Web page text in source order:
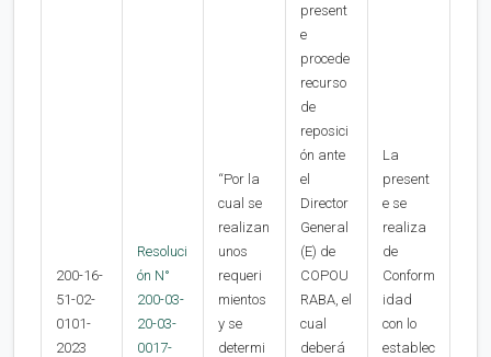
200-16-
51-02-
0101-
2023
Resoluci
ón N°
200-03-
20-03-
0017-
“Por la
cual se
realizan
unos
requeri
mientos
y se
determi
present
e
procede
recurso
de
reposici
ón ante
el
Director
General
(E) de
COPOU
RABA, el
cual
deberá
La
present
e se
realiza
de
Conform
idad
con lo
establec